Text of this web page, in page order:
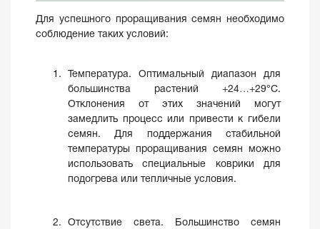
Для успешного проращивания семян необходимо
соблюдение таких условий:
Температура. Оптимальный диапазон для
большинства растений +24…+29°C.
Отклонения от этих значений могут
замедлить процесс или привести к гибели
семян. Для поддержания стабильной
температуры проращивания семян можно
использовать специальные коврики для
подогрева или тепличные условия.
Отсутствие света. Большинство семян